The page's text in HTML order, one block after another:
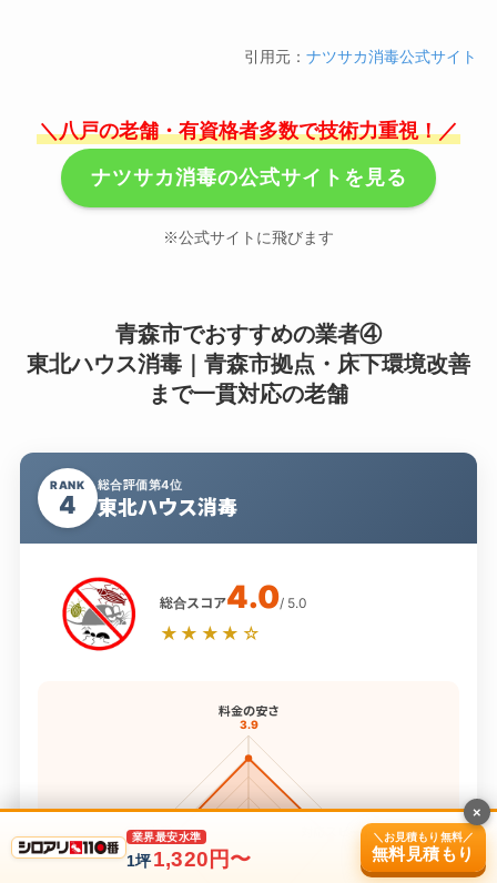
引用元：ナツサカ消毒公式サイト
＼八戸の老舗・有資格者多数で技術力重視！／
ナツサカ消毒の公式サイトを見る
※公式サイトに飛びます
青森市でおすすめの業者④
東北ハウス消毒｜青森市拠点・床下環境改善
まで一貫対応の老舗
RANK
4
総合評価第4位
東北ハウス消毒
総合スコア4.0/ 5.0
★★★★☆
料金の安さ
3.9
対応スピード
4.0
保証内容
3.8
業界最安水準
1坪 1,320円〜
＼お見積もり無料／
無料見積もり
×